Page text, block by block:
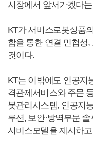
시장에서 앞서가겠다
KT가 서비스로봇상품
합을 통한 연결 민첩성
것이다.
KT는 이밖에도 인공지
격관제서비스와 주문
봇관리시스템, 인공지
루션, 보안·방역부문
서비스모델을 제시하